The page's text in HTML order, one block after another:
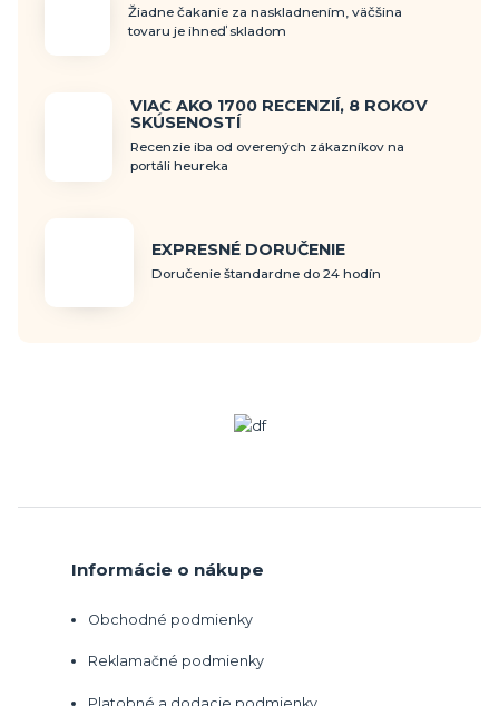
Žiadne čakanie za naskladnením, väčšina
tovaru je ihneď skladom
VIAC AKO 1700 RECENZIÍ, 8 ROKOV
SKÚSENOSTÍ
Recenzie iba od overených zákazníkov na
portáli heureka
EXPRESNÉ DORUČENIE
Doručenie štandardne do 24 hodín
Informácie o nákupe
Obchodné podmienky
Reklamačné podmienky